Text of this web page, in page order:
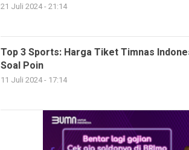
21 Juli 2024 - 21:14
Top 3 Sports: Harga Tiket Timnas
Soal Poin
11 Juli 2024 - 17:14